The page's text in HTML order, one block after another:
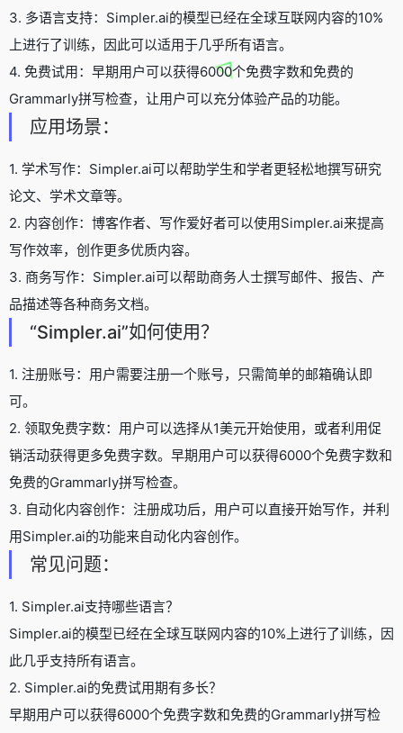
3. 多语言支持：Simpler.ai的模型已经在全球互联网内容的10%
上进行了训练，因此可以适用于几乎所有语言。
4. 免费试用：早期用户可以获得6000个免费字数和免费的
Grammarly拼写检查，让用户可以充分体验产品的功能。
应用场景：
1. 学术写作：Simpler.ai可以帮助学生和学者更轻松地撰写研究
论文、学术文章等。
2. 内容创作：博客作者、写作爱好者可以使用Simpler.ai来提高
写作效率，创作更多优质内容。
3. 商务写作：Simpler.ai可以帮助商务人士撰写邮件、报告、产
品描述等各种商务文档。
“Simpler.ai”如何使用？
1. 注册账号：用户需要注册一个账号，只需简单的邮箱确认即
可。
2. 领取免费字数：用户可以选择从1美元开始使用，或者利用促
销活动获得更多免费字数。早期用户可以获得6000个免费字数和
免费的Grammarly拼写检查。
3. 自动化内容创作：注册成功后，用户可以直接开始写作，并利
用Simpler.ai的功能来自动化内容创作。
常见问题：
1. Simpler.ai支持哪些语言？
Simpler.ai的模型已经在全球互联网内容的10%上进行了训练，因
此几乎支持所有语言。
2. Simpler.ai的免费试用期有多长？
早期用户可以获得6000个免费字数和免费的Grammarly拼写检